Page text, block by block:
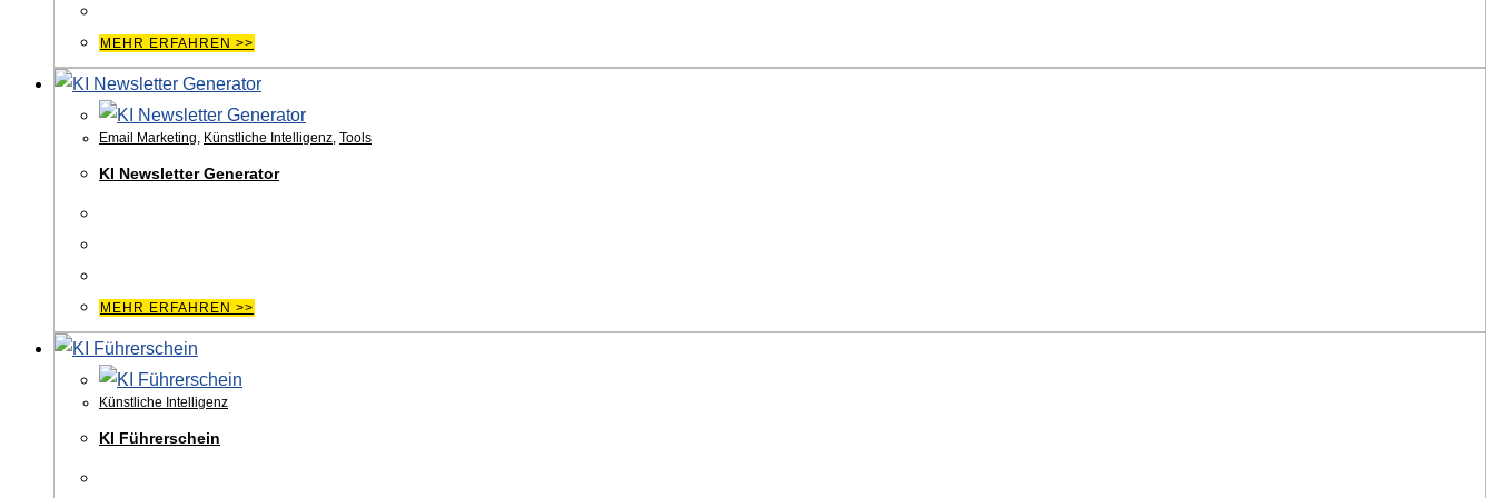
MEHR ERFAHREN >>
Email Marketing, Künstliche Intelligenz, Tools
KI Newsletter Generator
MEHR ERFAHREN >>
Künstliche Intelligenz
KI Führerschein